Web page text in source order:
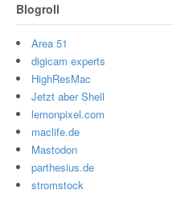
Blogroll
Area 51
digicam experts
HighResMac
Jetzt aber Shell
lemonpixel.com
maclife.de
Mastodon
parthesius.de
stromstock